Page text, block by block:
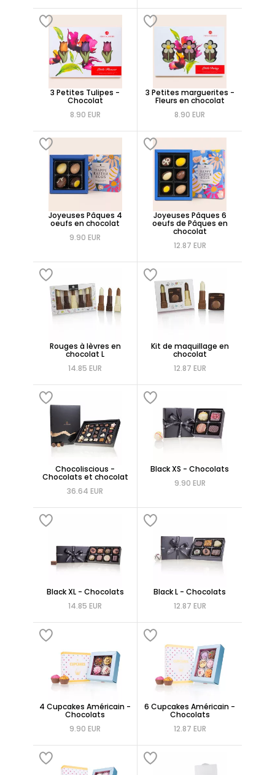
3 Petites Tulipes -
Chocolat
8.90 EUR
3 Petites marguerites -
Fleurs en chocolat
8.90 EUR
Joyeuses Pâques 4
oeufs en chocolat
9.90 EUR
Joyeuses Pâques 6
oeufs de Pâques en
chocolat
12.87 EUR
Rouges à lèvres en
chocolat L
14.85 EUR
Kit de maquillage en
chocolat
12.87 EUR
Chocoliscious -
Chocolats et chocolat
36.64 EUR
Black XS - Chocolats
9.90 EUR
Black XL - Chocolats
14.85 EUR
Black L - Chocolats
12.87 EUR
4 Cupcakes Américain -
Chocolats
9.90 EUR
6 Cupcakes Américain -
Chocolats
12.87 EUR